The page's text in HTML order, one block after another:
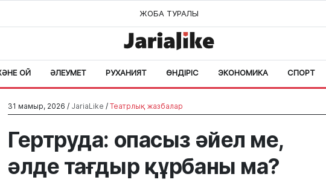
ЖОБА ТУРАЛЫ
ОЙ ӘЛЕУМЕТ РУХАНИЯТ ӨНДІРІС ЭКОНОМИКА СПОРТ
31 мамыр, 2026 / JariaLike / Театрлық жазбалар
Гертруда: опасыз әйел ме,
әлде тағдыр құрбаны ма?